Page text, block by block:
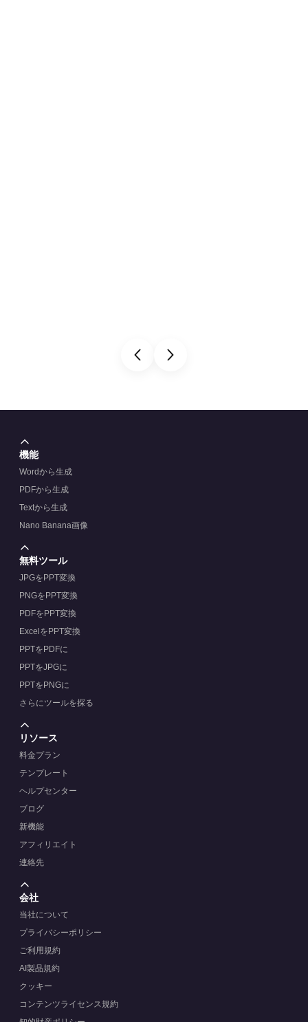
機能
Wordから生成
PDFから生成
Textから生成
Nano Banana画像
無料ツール
JPGをPPT変換
PNGをPPT変換
PDFをPPT変換
ExcelをPPT変換
PPTをPDFに
PPTをJPGに
PPTをPNGに
さらにツールを探る
リソース
料金プラン
テンプレート
ヘルプセンター
ブログ
新機能
アフィリエイト
連絡先
会社
当社について
プライバシーポリシー
ご利用規約
AI製品規約
クッキー
コンテンツライセンス規約